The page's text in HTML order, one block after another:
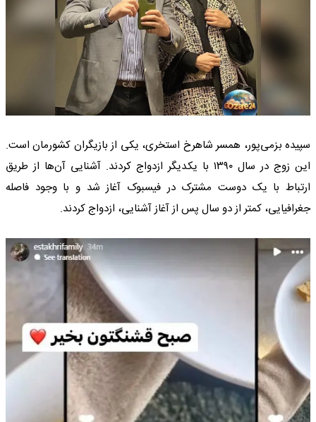
سپیده بزمی‌پور، همسر شاهرخ استخری، یکی از بازیگران کشورمان است.
این زوج در سال ۱۳۹۰ با یکدیگر ازدواج کردند. آشنایی آن‌ها از طریق
ارتباط با یک دوست مشترک در فیسبوک آغاز شد و با وجود فاصله
جغرافیایی، کمتر از دو سال پس از آغاز آشنایی، ازدواج کردند.